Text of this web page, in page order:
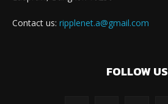
Contact us: ripplenet.a@gmail.com
FOLLOW US